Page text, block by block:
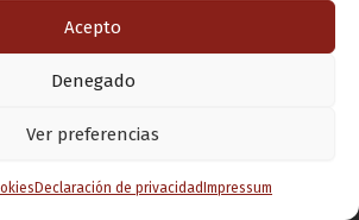
Acepto
Denegado
Ver preferencias
Declaración de privacidad Impressum
© 2026 Valladolid en su titna